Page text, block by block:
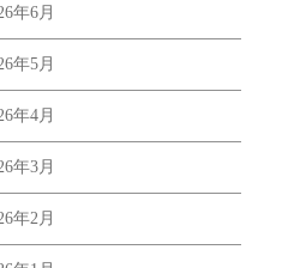
年6月
年5月
年4月
年3月
年2月